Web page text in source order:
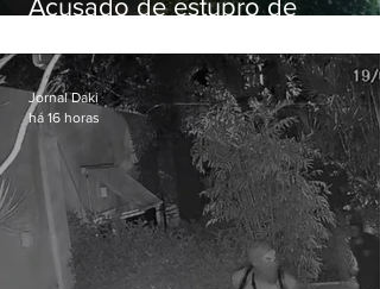
Acusado de estupro de
Jornal Daki
há 16 horas